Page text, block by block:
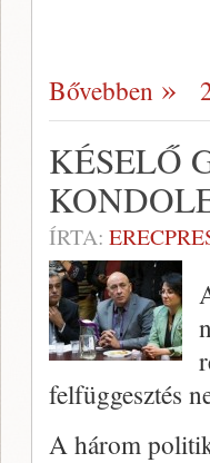
Bővebben
KÉSELŐ
ÍRTA:
felfüggesztés
A három